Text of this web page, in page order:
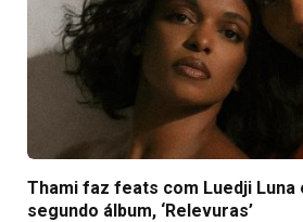
Thami faz feats com Luedji Luna
segundo álbum, ‘Relevuras’